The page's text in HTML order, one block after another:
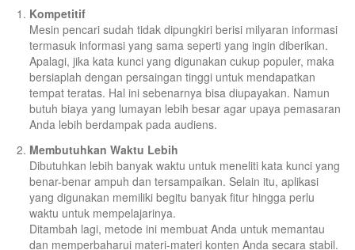
Kompetitif
Mesin pencari sudah tidak dipungkiri berisi milyaran informasi
termasuk informasi yang sama seperti yang ingin diberikan.
Apalagi, jika kata kunci yang digunakan cukup populer, maka
bersiaplah dengan persaingan tinggi untuk mendapatkan
tempat teratas. Hal ini sebenarnya bisa diupayakan. Namun
butuh biaya yang lumayan lebih besar agar upaya pemasaran
Anda lebih berdampak pada audiens.
Membutuhkan Waktu Lebih
Dibutuhkan lebih banyak waktu untuk meneliti kata kunci yang
benar-benar ampuh dan tersampaikan. Selain itu, aplikasi
yang digunakan memiliki begitu banyak fitur hingga perlu
waktu untuk mempelajarinya.
Ditambah lagi, metode ini membuat Anda untuk memantau
dan memperbaharui materi-materi konten Anda secara stabil.